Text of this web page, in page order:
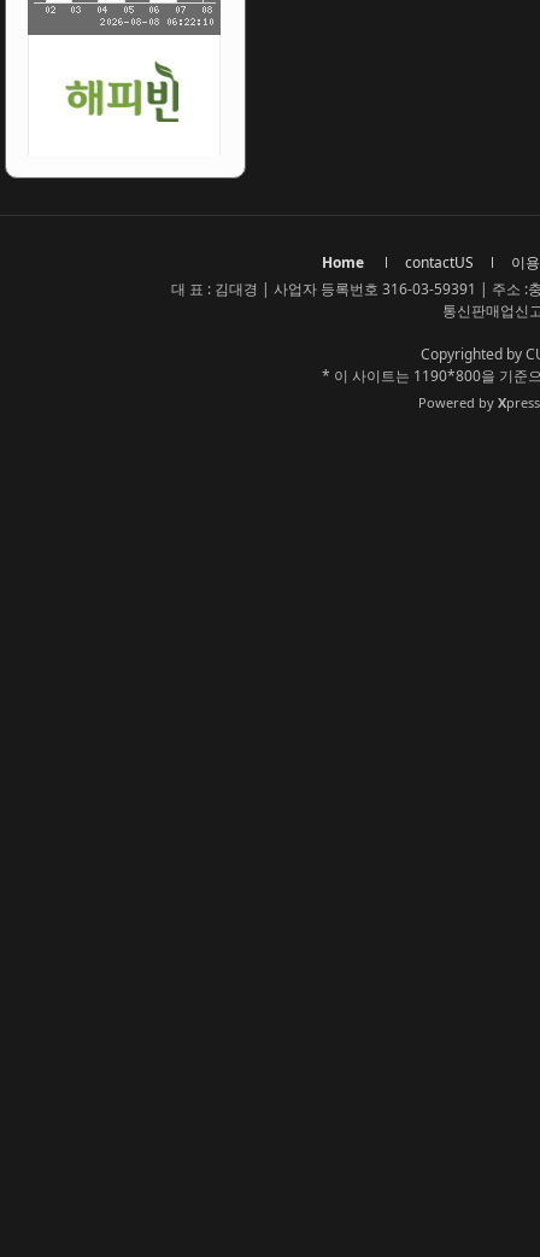
Home contactUS
이
대 표 : 김대경 | 사업자 등록번호 316-03-59391 | 주소 :
통신판매업신
Copyrighted by
* 이 사이트는 1190*800을 기준
Powered by X